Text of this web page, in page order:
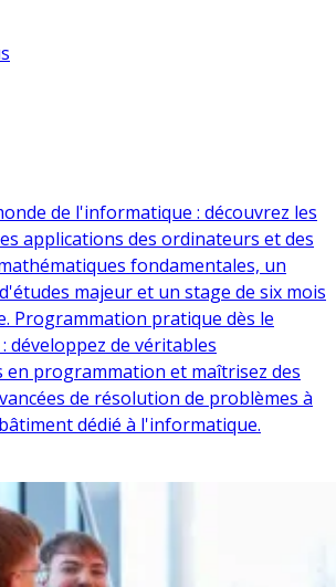
de l'informatique : découvrez les
applications des ordinateurs et des
fondamentales, un
majeur et un stage de six mois
Programmation pratique dès le
développez de véritables
en programmation et maîtrisez des
de résolution de problèmes à
dédié à l'informatique.